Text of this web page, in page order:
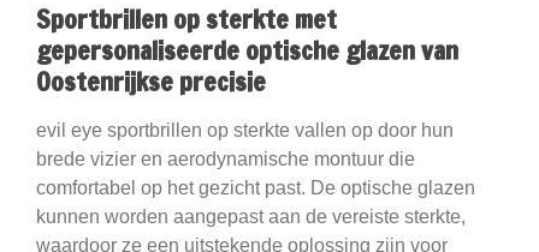
Sportbrillen op sterkte met
gepersonaliseerde optische glazen van
Oostenrijkse precisie
evil eye sportbrillen op sterkte vallen op door hun
brede vizier en aerodynamische montuur die
comfortabel op het gezicht past. De optische glazen
kunnen worden aangepast aan de vereiste sterkte,
waardoor ze een uitstekende oplossing zijn voor